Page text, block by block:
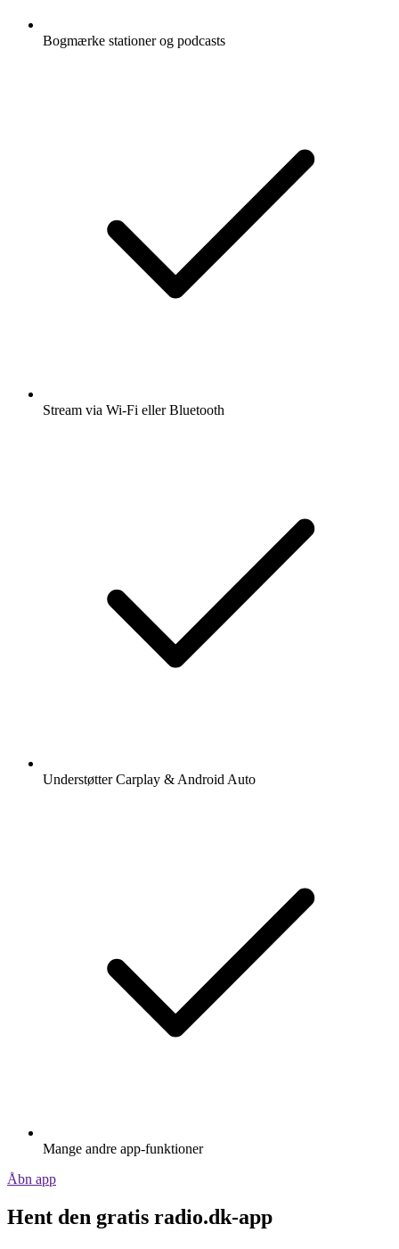
Bogmærke stationer og podcasts
Stream via Wi-Fi eller Bluetooth
Understøtter Carplay & Android Auto
Mange andre app-funktioner
Åbn app
Hent den gratis radio.dk-app